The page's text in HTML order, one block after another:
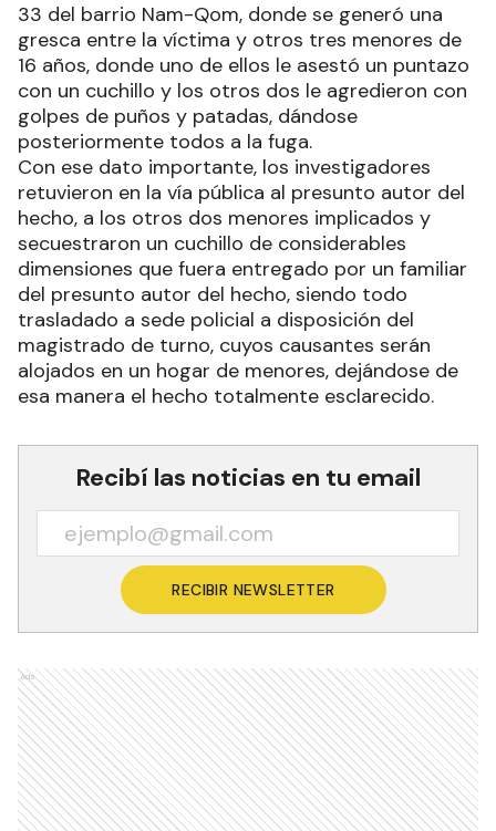
33 del barrio Nam-Qom, donde se generó una
gresca entre la víctima y otros tres menores de
16 años, donde uno de ellos le asestó un puntazo
con un cuchillo y los otros dos le agredieron con
golpes de puños y patadas, dándose
posteriormente todos a la fuga.
Con ese dato importante, los investigadores
retuvieron en la vía pública al presunto autor del
hecho, a los otros dos menores implicados y
secuestraron un cuchillo de considerables
dimensiones que fuera entregado por un familiar
del presunto autor del hecho, siendo todo
trasladado a sede policial a disposición del
magistrado de turno, cuyos causantes serán
alojados en un hogar de menores, dejándose de
esa manera el hecho totalmente esclarecido.
Recibí las noticias en tu email
RECIBIR NEWSLETTER
Ads